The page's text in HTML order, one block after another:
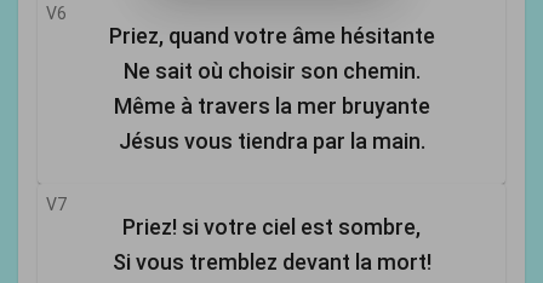
V6
Priez, quand votre âme hésitante
Ne sait où choisir son chemin.
Même à travers la mer bruyante
Jésus vous tiendra par la main.
V7
Priez! si votre ciel est sombre,
Si vous tremblez devant la mort!